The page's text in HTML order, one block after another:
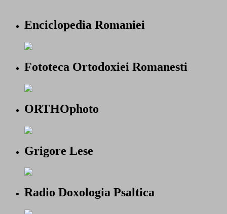
Enciclopedia Romaniei
Fototeca Ortodoxiei Romanesti
ORTHOphoto
Grigore Lese
Radio Doxologia Psaltica